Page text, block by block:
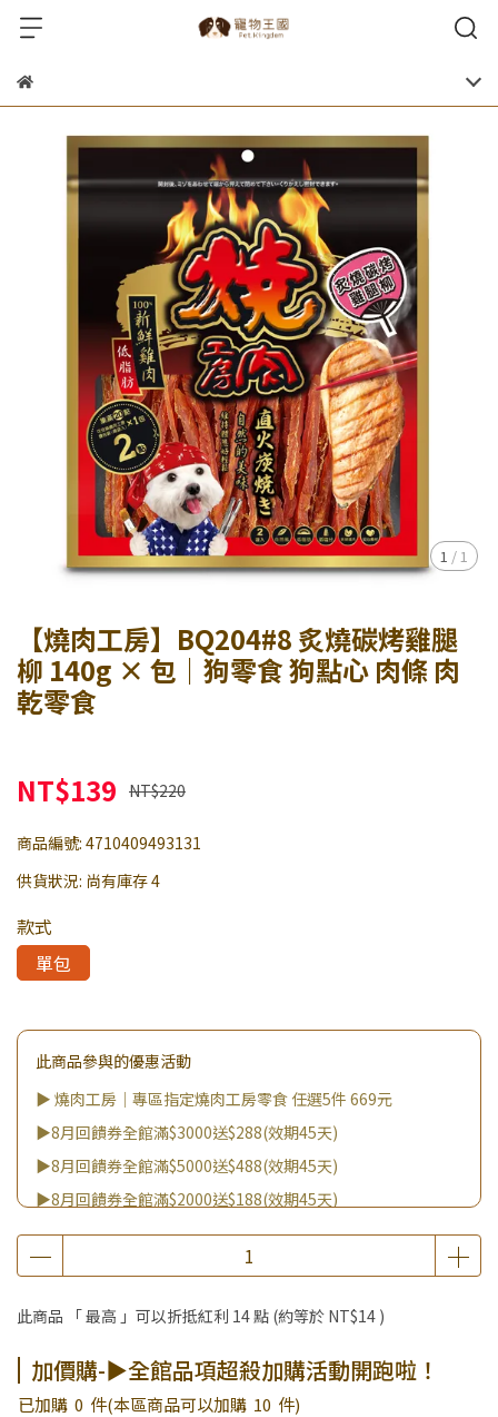
1 / 1
【燒肉工房】BQ204#8 炙燒碳烤雞腿
柳 140g × 包｜狗零食 狗點心 肉條 肉
乾零食
NT$139 NT$220
商品編號: 4710409493131
供貨狀況: 尚有庫存 4
款式
單包
此商品參與的優惠活動
▶ 燒肉工房｜專區指定燒肉工房零食 任選5件 669元
▶8月回饋券全館滿$3000送$288(效期45天)
▶8月回饋券全館滿$5000送$488(效期45天)
▶8月回饋券全館滿$2000送$188(效期45天)
▶8月回饋券全館滿$8000送$888(效期45天)
▶消費滿999｜享超值價$299加購BIO UP面膜
組！
▶王國加購活動 訂單享超值優惠價加購好物
▶全館品項超殺加購活動開跑啦！
此商品 「 最高 」可以折抵紅利 14點 (約等於 NT$14 )
加價購-▶全館品項超殺加購活動開跑啦！
已加購 0 件(本區商品可以加購 10 件)